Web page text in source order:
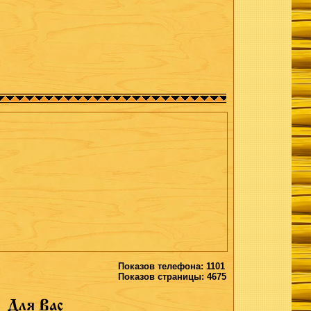
Показов телефона: 1101
Показов страницы: 4675
Для Вас